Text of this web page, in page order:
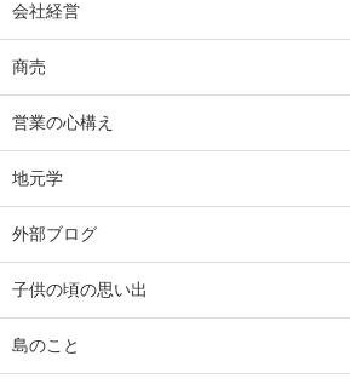
会社経営
商売
営業の心構え
地元学
外部ブログ
子供の頃の思い出
島のこと